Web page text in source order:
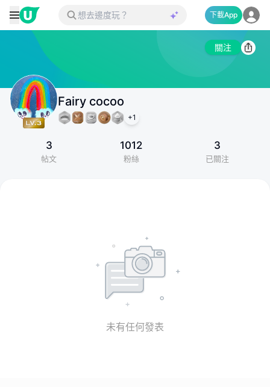
下載App
關注
Fairy cocoo
+1
3
帖文
1012
粉絲
3
已關注
未有任何發表